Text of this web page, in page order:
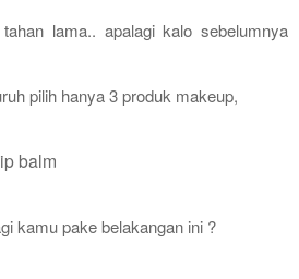
lama.. apalagi kalo sebelumnya
pilih hanya 3 produk makeup,
balm
kamu pake belakangan ini ?